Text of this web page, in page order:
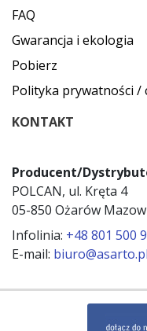
FAQ
Gwarancja i ekologia
Pobierz
Polityka prywatności /
KONTAKT
Producent/
POLCAN, ul. Kręta 4
05-850 Ożarów
Infolinia: +48 801 500
E-mail: biuro@asarto.pl